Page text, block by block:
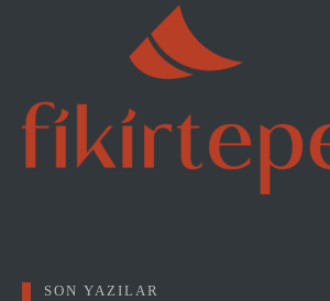
SON YAZILAR